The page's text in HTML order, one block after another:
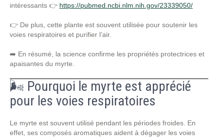
intéressants 👉 https://pubmed.ncbi.nlm.nih.gov/23339050/
👉 De plus, cette plante est souvent utilisée pour soutenir les
voies respiratoires et purifier l’air.
➡️ En résumé, la science confirme les propriétés protectrices et
apaisantes du myrte.
🌬️ Pourquoi le myrte est apprécié
pour les voies respiratoires
Le myrte est souvent utilisé pendant les périodes froides. En
effet, ses composés aromatiques aident à dégager les voies